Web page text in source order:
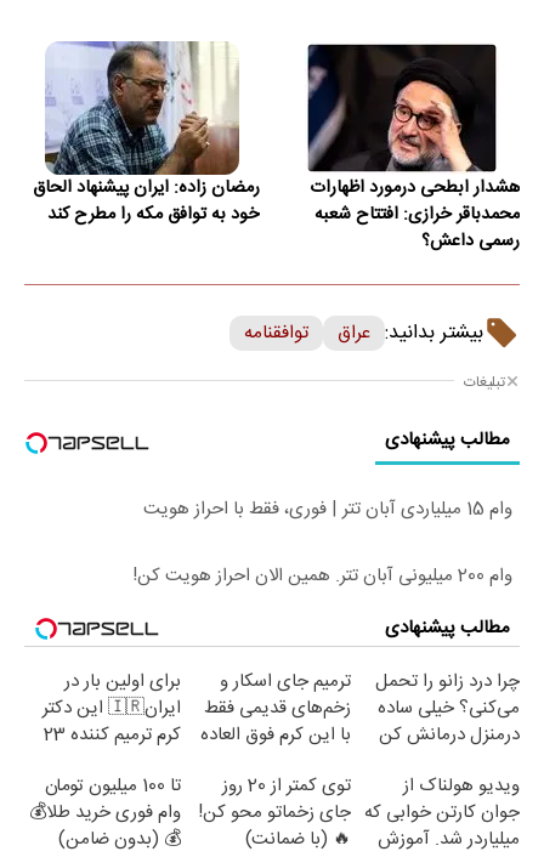
هشدار ابطحی درمورد اظهارات
محمدباقر خرازی: افتتاح شعبه
رسمی داعش؟
رمضان زاده: ایران پیشنهاد الحاق
خود به توافق مکه را مطرح کند
بیشتر بدانید: عراق توافقنامه
تبلیغات
مطالب پیشنهادی
وام 15 میلیاردی آبان تتر | فوری، فقط با احراز هویت
وام 200 میلیونی آبان تتر. همین الان احراز هویت کن!
مطالب پیشنهادی
چرا درد زانو را تحمل
می‌کنی؟ خیلی ساده
درمنزل درمانش کن
ترمیم جای اسکار و
زخم‌های قدیمی فقط
با این کرم فوق العاده
برای اولین بار در
ایران🇮🇷 این دکتر
کرم ترمیم کننده 23
ویدیو هولناک از
جوان کارتن خوابی که
میلیاردر شد. آموزش
توی کمتر از 20 روز
جای زخماتو محو کن!
🔥 (با ضمانت)
تا 100 میلیون تومان
وام فوری خرید طلا💰
💰 (بدون ضامن)